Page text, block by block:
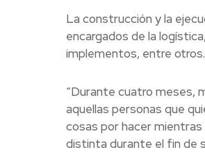
La construcción y la
encargados de la
implementos, entre otros.
“Durante cuatro meses,
aquellas personas que
cosas por hacer
distinta durante el fin de